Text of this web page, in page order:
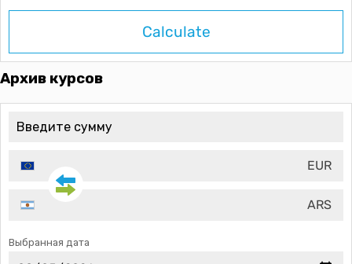
Calculate
Архив курсов
EUR
ARS
Выбранная дата